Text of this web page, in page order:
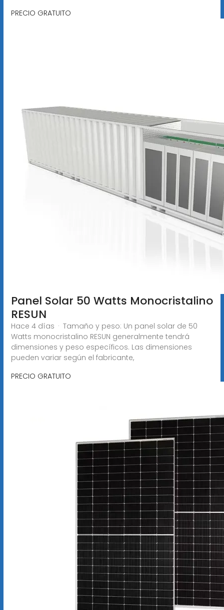
PRECIO GRATUITO
Panel Solar 50 Watts Monocristalino
RESUN
Hace 4 días · Tamaño y peso: Un panel solar de 50
Watts monocristalino RESUN generalmente tendrá
dimensiones y peso específicos. Las dimensiones
pueden variar según el fabricante,
PRECIO GRATUITO